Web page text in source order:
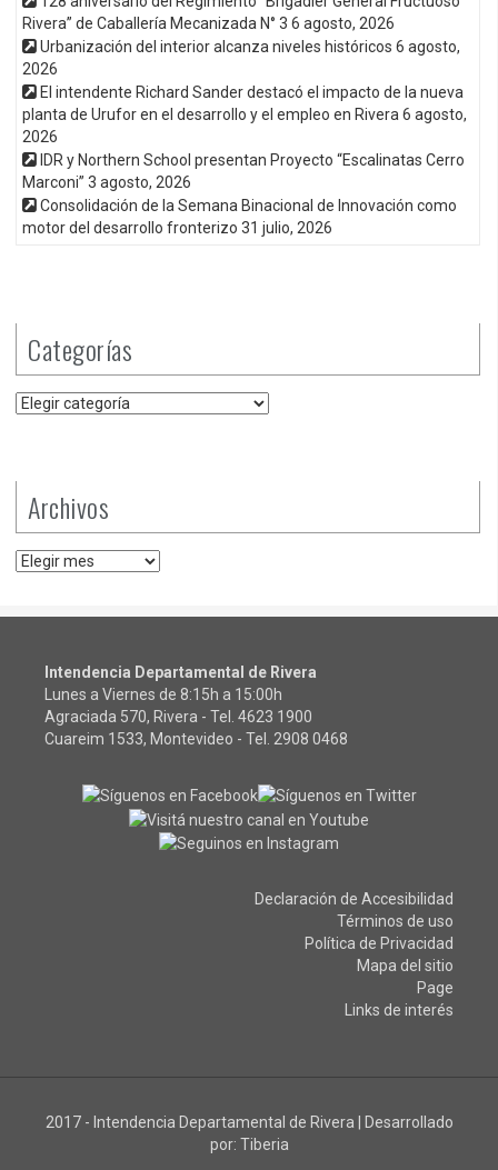
Rivera” de Caballería Mecanizada N° 3 6 agosto, 2026
Urbanización del interior alcanza niveles históricos 6 agosto,
2026
El intendente Richard Sander destacó el impacto de la nueva
planta de Urufor en el desarrollo y el empleo en Rivera 6 agosto,
2026
IDR y Northern School presentan Proyecto “Escalinatas Cerro
Marconi” 3 agosto, 2026
Consolidación de la Semana Binacional de Innovación como
motor del desarrollo fronterizo 31 julio, 2026
Categorías
Categorías
Archivos
Archivos
Intendencia Departamental de Rivera
Lunes a Viernes de 8:15h a 15:00h
Agraciada 570, Rivera - Tel. 4623 1900
Cuareim 1533, Montevideo - Tel. 2908 0468
Declaración de Accesibilidad
Términos de uso
Política de Privacidad
Mapa del sitio
Page
Links de interés
2017 - Intendencia Departamental de Rivera
Desarrollado
por: Tiberia